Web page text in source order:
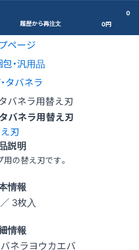
履歴から再注文
0
0円
ページ
包・汎用品
タバネラ
タバネラ用替え刃
タバネラ用替え刃
説明
用の替え刃です。
情報
／ 3枚入
情報
ネラヨウカエバ